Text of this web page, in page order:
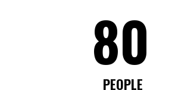
80
PEOPLE